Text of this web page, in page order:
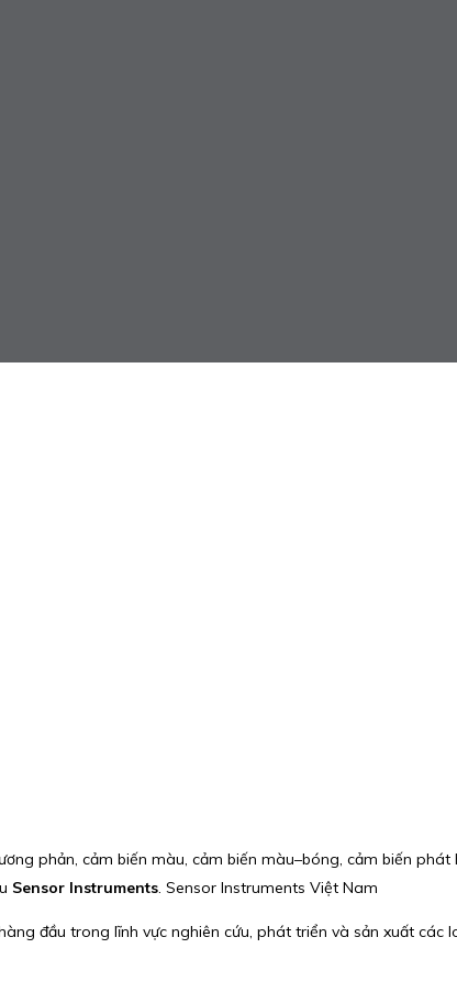
phản, cảm biến màu, cảm biến màu–bóng, cảm biến
Sensor Instruments. Sensor Instruments Việt Nam
đầu trong lĩnh vực nghiên cứu, phát triển và sản xuất các